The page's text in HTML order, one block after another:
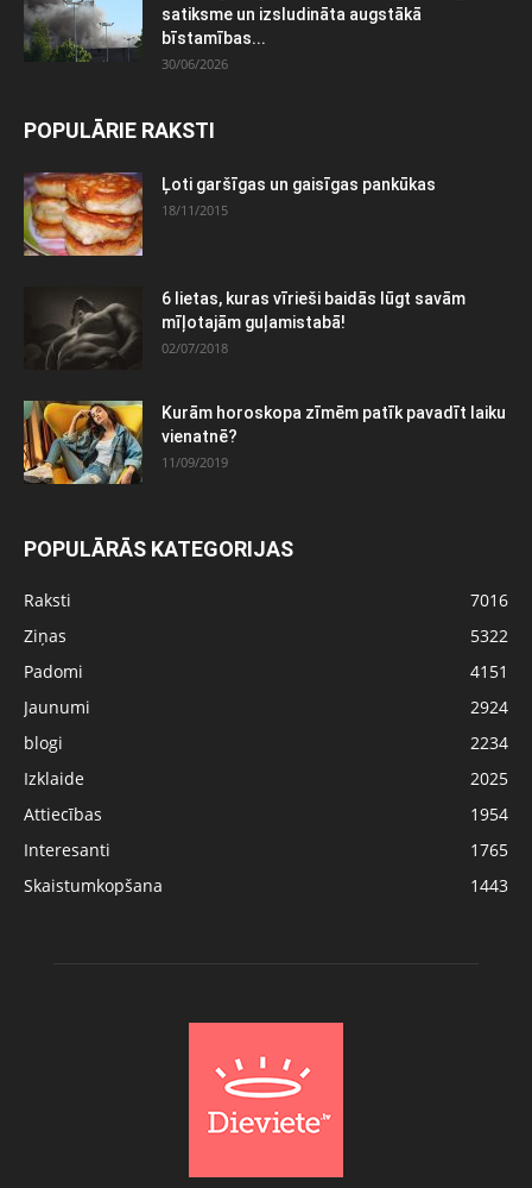
satiksme un izsludināta augstākā
bīstamības...
30/06/2026
POPULĀRIE RAKSTI
Ļoti garšīgas un gaisīgas pankūkas
18/11/2015
6 lietas, kuras vīrieši baidās lūgt savām
mīļotajām guļamistabā!
02/07/2018
Kurām horoskopa zīmēm patīk pavadīt laiku
vienatnē?
11/09/2019
POPULĀRĀS KATEGORIJAS
Raksti
7016
Ziņas
5322
Padomi
4151
Jaunumi
2924
blogi
2234
Izklaide
2025
Attiecības
1954
Interesanti
1765
Skaistumkopšana
1443